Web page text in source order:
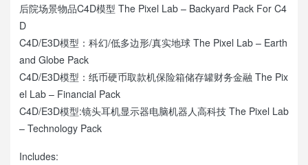
后院场景物品C4D模型 The Pixel Lab – Backyard Pack For C4
D
C4D/E3D模型：科幻/低多边形/真实地球 The Pixel Lab – Earth
and Globe Pack
C4D/E3D模型：纸币硬币取款机保险箱储存罐财务金融 The Pix
el Lab – Financial Pack
C4D/E3D模型:镜头耳机显示器电脑机器人高科技 The Pixel Lab
– Technology Pack
Includes: